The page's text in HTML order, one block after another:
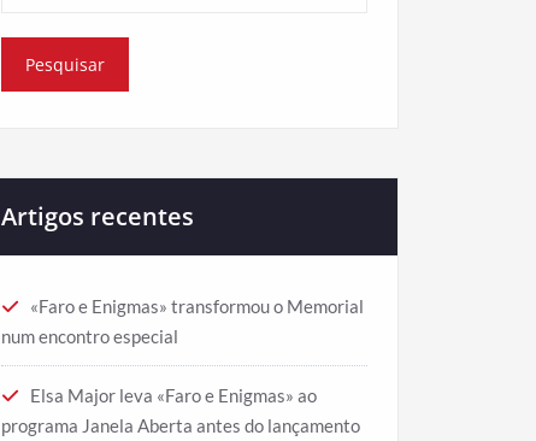
Artigos recentes
«Faro e Enigmas» transformou o Memorial
num encontro especial
Elsa Major leva «Faro e Enigmas» ao
programa Janela Aberta antes do lançamento